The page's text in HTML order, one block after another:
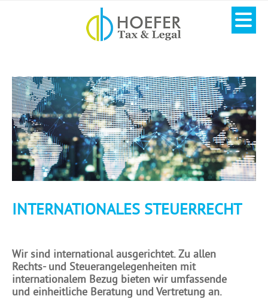
INTERNATIONALES STEUERRECHT
Wir sind international ausgerichtet. Zu allen
Rechts- und Steuerangelegenheiten mit
internationalem Bezug bieten wir umfassende
und einheitliche Beratung und Vertretung an.